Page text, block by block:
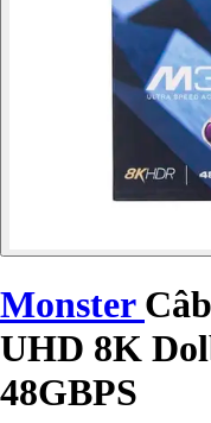
Monster
UHD 8K
48GBPS